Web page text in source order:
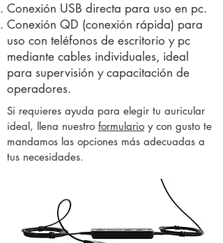
Conexión USB directa para uso en pc.
Conexión QD (conexión rápida) para
uso con teléfonos de escritorio y pc
mediante cables individuales, ideal
para supervisión y capacitación de
operadores.
Si requieres ayuda para elegir tu auricular
ideal, llena nuestro formulario y con gusto te
mandamos las opciones más adecuadas a
tus necesidades.